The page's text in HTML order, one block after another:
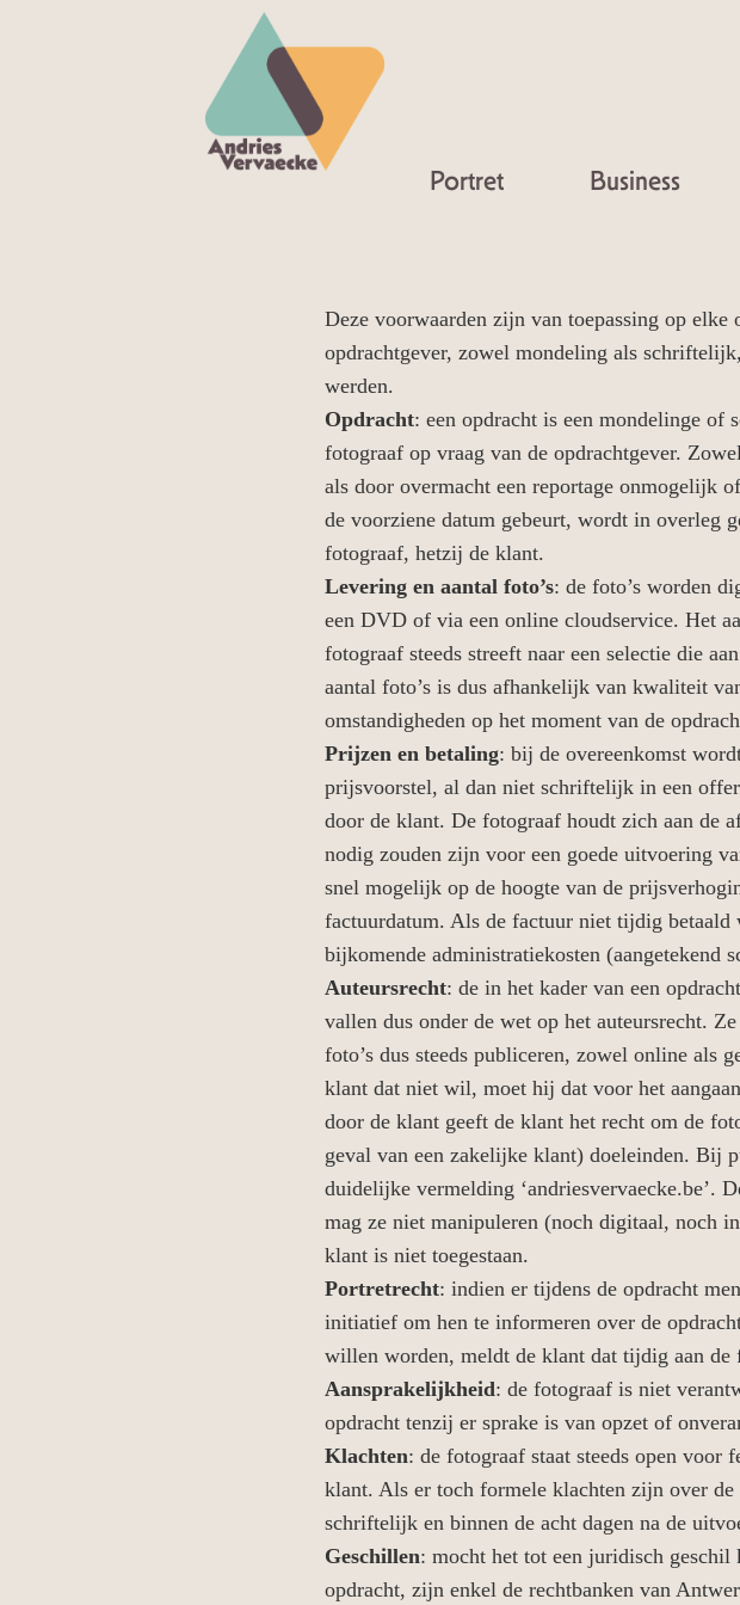
Portret Business
Deze voorwaarden zijn van toepassing op
opdrachtgever, zowel mondeling als
werden.
Opdracht: een opdracht is een mondelinge of
fotograaf op vraag van de opdrachtgever.
als door overmacht een reportage onmogelijk
de voorziene datum gebeurt, wordt in overleg
fotograaf, hetzij de klant.
Levering en aantal foto’s: de foto’s worden
een DVD of via een online cloudservice. Het
fotograaf steeds streeft naar een selectie die
aantal foto’s is dus afhankelijk van kwaliteit
omstandigheden op het moment van de
Prijzen en betaling: bij de overeenkomst
prijsvoorstel, al dan niet schriftelijk in een
door de klant. De fotograaf houdt zich aan de
nodig zouden zijn voor een goede uitvoering
snel mogelijk op de hoogte van de
factuurdatum. Als de factuur niet tijdig
bijkomende administratiekosten
Auteursrecht: de in het kader van een
vallen dus onder de wet op het auteursrecht.
foto’s dus steeds publiceren, zowel online als
klant dat niet wil, moet hij dat voor het
door de klant geeft de klant het recht om de
geval van een zakelijke klant) doeleinden. Bij
duidelijke vermelding ‘andriesvervaecke.be’.
mag ze niet manipuleren (noch digitaal, noch
klant is niet toegestaan.
Portretrecht: indien er tijdens de opdracht
initiatief om hen te informeren over de
willen worden, meldt de klant dat tijdig aan de
Aansprakelijkheid: de fotograaf is niet
opdracht tenzij er sprake is van opzet of
Klachten: de fotograaf staat steeds open voor
klant. Als er toch formele klachten zijn over
schriftelijk en binnen de acht dagen na de
Geschillen: mocht het tot een juridisch
opdracht, zijn enkel de rechtbanken van